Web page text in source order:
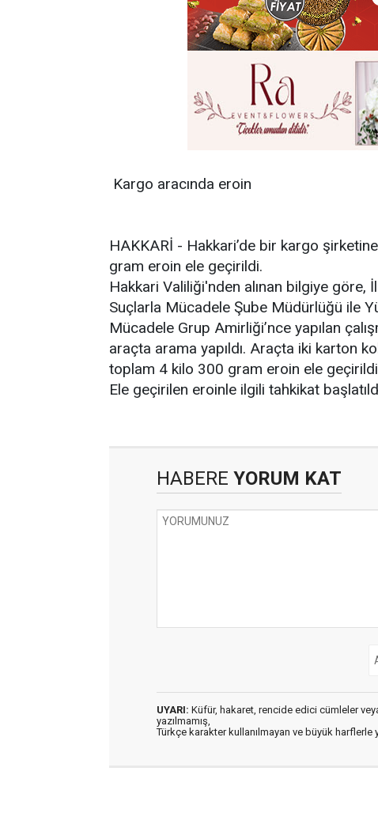
Kargo aracında eroin
HAKKARİ - Hakkari’de bir kargo
gram eroin ele geçirildi.
Hakkari Valiliği'nden alınan bilgiye göre,
Suçlarla Mücadele Şube Müdürlüğü ile
Mücadele Grup Amirliği’nce yapılan
araçta arama yapıldı. Araçta iki karton
toplam 4 kilo 300 gram eroin ele
Ele geçirilen eroinle ilgili tahkikat
HABERE YORUM KAT
UYARI: Küfür, hakaret, rencide edici cümleler
yazılmamış,
Türkçe karakter kullanılmayan ve büyük harflerle